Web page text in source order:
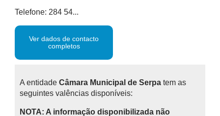
Telefone: 284 54...
Ver dados de contacto
completos
A entidade Câmara Municipal de Serpa tem as
seguintes valências disponíveis:
NOTA: A informação disponibilizada não